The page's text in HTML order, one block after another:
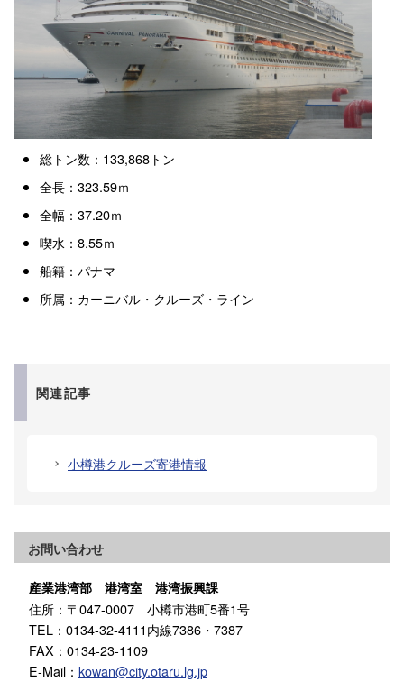
総トン数：133,868トン
全長：323.59ｍ
全幅：37.20ｍ
喫水：8.55ｍ
船籍：パナマ
所属：カーニバル・クルーズ・ライン
関連記事
小樽港クルーズ寄港情報
お問い合わせ
産業港湾部 港湾室 港湾振興課
住所 ：〒047-0007 小樽市港町5番1号
TEL ：0134-32-4111内線7386・7387
FAX ：0134-23-1109
E-Mail ： kowan@city.otaru.lg.jp